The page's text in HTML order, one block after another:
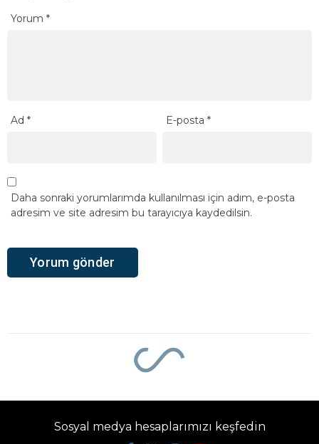
Yorum *
Ad * E-posta*
Daha sonraki yorumlarımda kullanılması için adım, e-posta
adresim ve site adresim bu tarayıcıya kaydedilsin.
Sosyal medya hesaplarımızı keşfedin